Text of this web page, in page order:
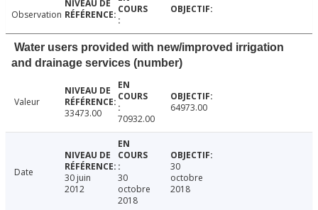
Observation
Water users provided with new/improved irrigation
and drainage services (number)
Valeur
33473.00
70932.00
64973.00
Date
30 juin
2012
30
octobre
2018
30
octobre
2018